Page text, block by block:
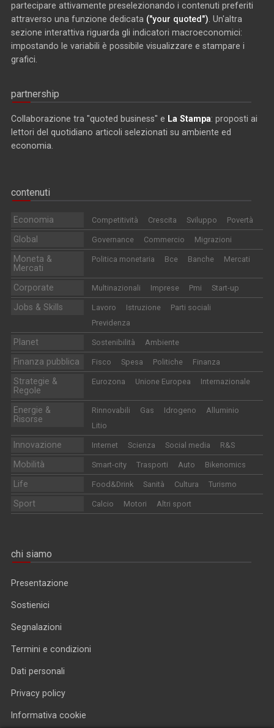
partecipare attivamente preselezionando i contenuti preferiti
attraverso una funzione dedicata ("your quoted") . Un'altra
sezione interattiva riguarda gli indicatori macroeconomici:
impostando le variabili è possibile visualizzare e stampare i
grafici.
partnership
Collaborazione tra "quoted business" e La Stampa: proposti ai
lettori del quotidiano articoli selezionati su ambiente ed
economia.
contenuti
Economia Competitività Crescita Sviluppo Povertà
Global Governance Commercio Migrazioni
Moneta &
Mercati
Politica monetaria Bce Banche Mercati
Corporate Multinazionali Imprese Pmi Start-up
Jobs & Skills Lavoro Istruzione
Parti sociali
Previdenza
Planet Sostenibilità Ambiente
Finanza pubblica Fisco Spesa Politiche Finanza
Strategie &
Regole
Eurozona Unione Europea Internazionale
Energie &
Risorse
Rinnovabili Gas Idrogeno
Alluminio
Litio
Innovazione Internet Scienza Social media R&S
Mobilità Smart-city Trasporti Auto Bikenomics
Life Food&Drink Sanità Cultura Turismo
Sport Calcio Motori Altri sport
chi siamo
Presentazione
Sostienici
Segnalazioni
Termini e condizioni
Dati personali
Privacy policy
Informativa cookie